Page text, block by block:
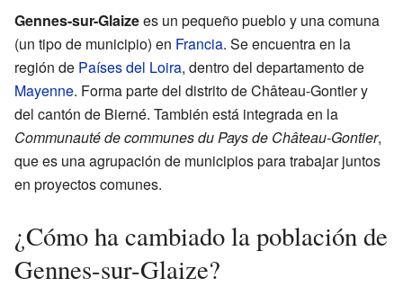
Gennes-sur-Glaizees un pequeño pueblo y una comuna
(un tipo de municipio) en Francia. Se encuentra en la
región de Países del Loira, dentro del departamento de
Mayenne. Forma parte del distrito de Château-Gontier y
del cantón de Bierné. También está integrada en la
Communauté de communes du Pays de Château-Gontier,
que es una agrupación de municipios para trabajar juntos
en proyectos comunes.
¿Cómo ha cambiado la población de
Gennes-sur-Glaize?